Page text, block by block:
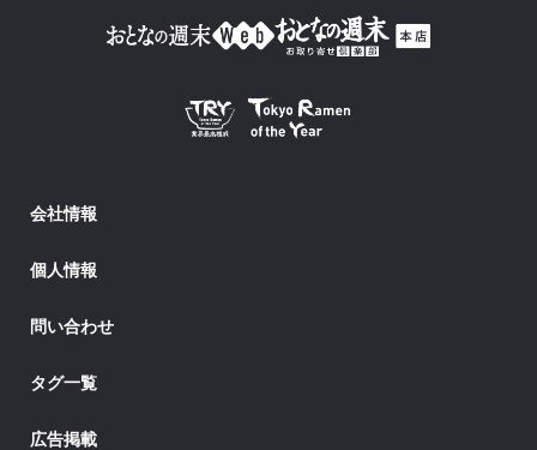
会社情報
個人情報
問い合わせ
タグ一覧
広告掲載